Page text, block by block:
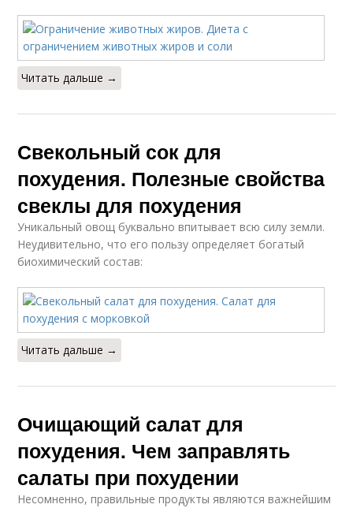
Читать дальше →
Свекольный сок для
похудения. Полезные свойства
свеклы для похудения
Уникальный овощ буквально впитывает всю силу земли.
Неудивительно, что его пользу определяет богатый
биохимический состав:
Читать дальше →
Очищающий салат для
похудения. Чем заправлять
салаты при похудении
Несомненно, правильные продукты являются важнейшим